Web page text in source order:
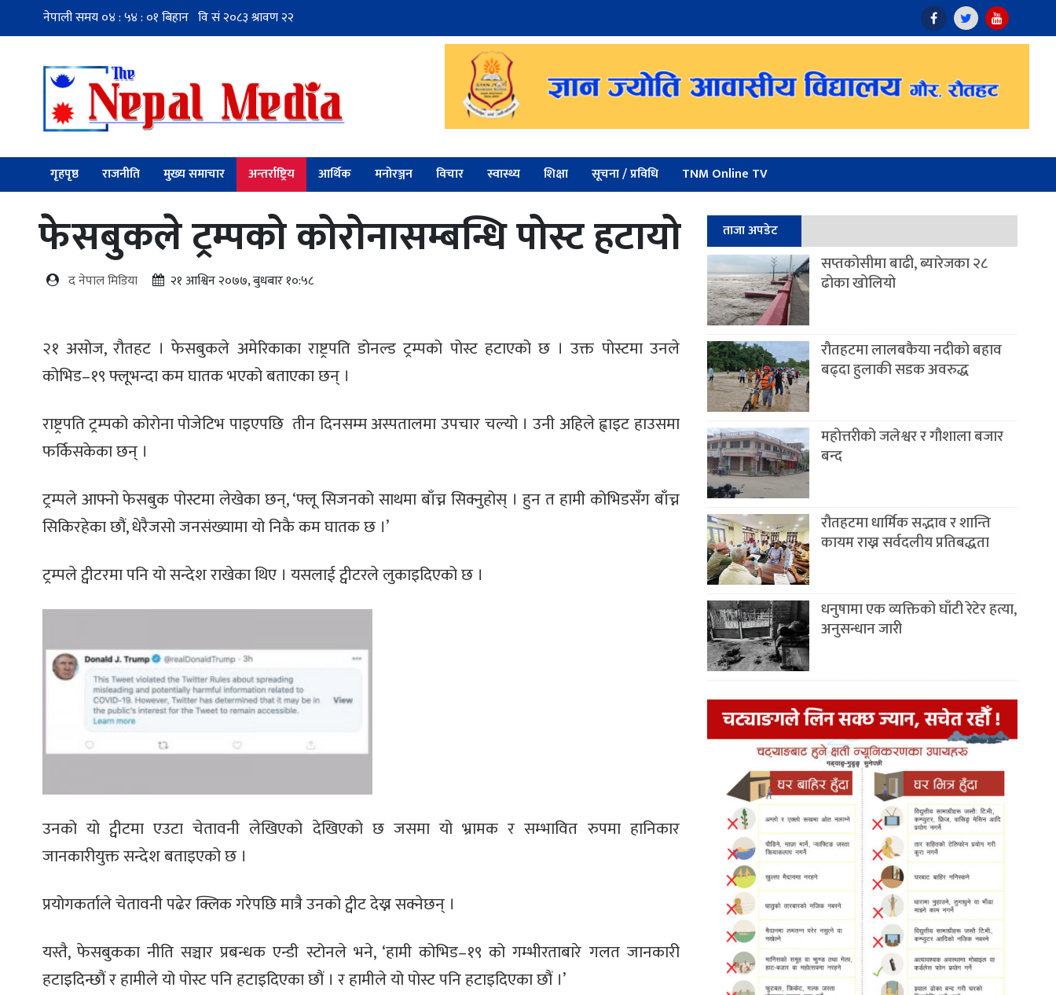
गृहपृष्ठ राजनीति मुख्य समाचार अन्तर्राष्ट्रिय आर्थिक मनोरञ्जन विचार स्वास्थ्य शिक्षा सूचना / प्रविधि TNM Online TV
फेसबुकले ट्रम्पको कोरोनासम्बन्धि पोस्ट हटायो
द नेपाल मिडिया २१ आश्विन २०७७, बुधबार १०:५८
२१ असोज, रौतहट । फेसबुकले अमेरिकाका राष्ट्रपति डोनल्ड ट्रम्पको पोस्ट हटाएको छ । उक्त पोस्टमा उनले
कोभिड–१९ फ्लूभन्दा कम घातक भएको बताएका छन् ।
राष्ट्रपति ट्रम्पको कोरोना पोजेटिभ पाइएपछि तीन दिनसम्म अस्पतालमा उपचार चल्यो । उनी अहिले ह्वाइट हाउसमा
फर्किसकेका छन् ।
ट्रम्पले आफ्नो फेसबुक पोस्टमा लेखेका छन्, ‘फ्लू सिजनको साथमा बाँच्न सिक्नुहोस् । हुन त हामी कोभिडसँग बाँच्न
सिकिरहेका छौं, धेरैजसो जनसंख्यामा यो निकै कम घातक छ ।’
ट्रम्पले ट्वीटरमा पनि यो सन्देश राखेका थिए । यसलाई ट्वीटरले लुकाइदिएको छ ।
उनको यो ट्वीटमा एउटा चेतावनी लेखिएको देखिएको छ जसमा यो भ्रामक र सम्भावित रुपमा हानिकार
जानकारीयुक्त सन्देश बताइएको छ ।
प्रयोगकर्ताले चेतावनी पढेर क्लिक गरेपछि मात्रै उनको ट्वीट देख्न सक्नेछन् ।
यस्तै, फेसबुकका नीति सञ्चार प्रबन्धक एन्डी स्टोनले भने, ‘हामी कोभिड–१९ को गम्भीरताबारे गलत जानकारी
हटाइदिन्छौं र हामीले यो पोस्ट पनि हटाइदिएका छौं । र हामीले यो पोस्ट पनि हटाइदिएका छौं ।’
ताजा अपडेट
सप्तकोसीमा बाढी, ब्यारेजका २८
ढोका खोलियो
रौतहटमा लालबकैया नदीको बहाव
बढ्दा हुलाकी सडक अवरुद्ध
महोत्तरीको जलेश्वर र गौशाला बजार
बन्द
रौतहटमा धार्मिक सद्भाव र शान्ति
कायम राख्न सर्वदलीय प्रतिबद्धता
धनुषामा एक व्यक्तिको घाँटी रेटेर हत्या,
अनुसन्धान जारी